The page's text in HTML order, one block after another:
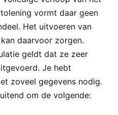
vormt daar geen
Het uitvoeren van
daarvoor zorgen.
geldt dat ze zeer
Je hebt
zoveel gegevens nodig.
om de volgende: